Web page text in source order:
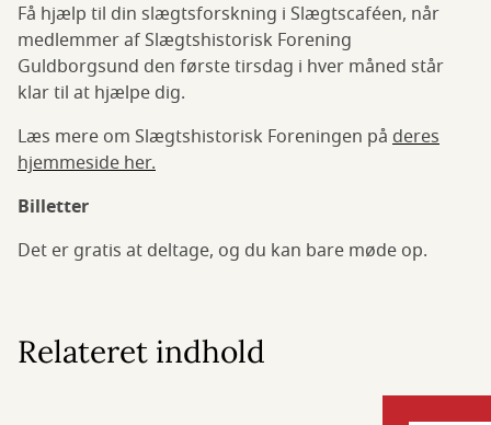
Få hjælp til din slægtsforskning i Slægtscaféen, når
medlemmer af Slægtshistorisk Forening
Guldborgsund den første tirsdag i hver måned står
klar til at hjælpe dig.
Læs mere om Slægtshistorisk Foreningen på deres
hjemmeside her.
Billetter
Det er gratis at deltage, og du kan bare møde op.
Relateret indhold